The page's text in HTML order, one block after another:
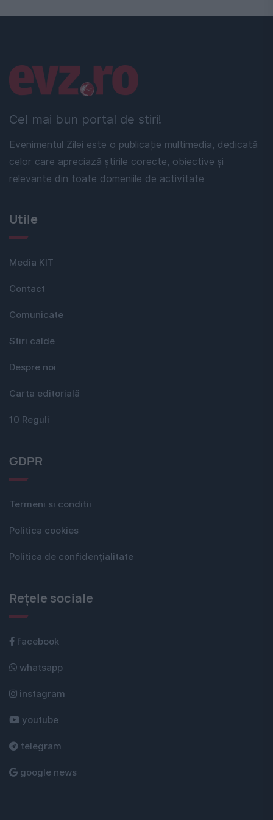
Cel mai bun portal de stiri!
Evenimentul Zilei este o publicație multimedia, dedicată
celor care apreciază știrile corecte, obiective și
relevante din toate domeniile de activitate
Linkuri utile
Utile
Media KIT
Contact
Comunicate
Stiri calde
Despre noi
Carta editorială
10 Reguli
GDPR
Termeni si conditii
Politica cookies
Politica de confidențialitate
Rețele sociale
facebook
whatsapp
instagram
youtube
telegram
google news